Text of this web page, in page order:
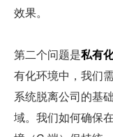
效果。
第二个问题是私有
有化环境中，我们
系统脱离公司的基
域。我们如何确保